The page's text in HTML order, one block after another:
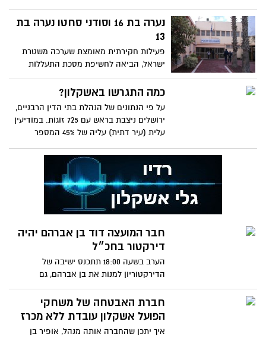
העירייה. אם ידעו ולא עשו כלום וגם אם לא
ידעו צריך להעיף כמה ראשים שהשאננות
השתלטה עליהם
נערה בת 16 וסודני סחטו נערה בת
13
פעילות חקירתית מאומצת שערכה משטרת
ישראל, הביאה לחשיפת מסכת התעללות
קשה שכללה עבירות מין, אלימות וסחיטה
כספית של קטינה כבת 13. בתום שבועיים
סוף השבוע כתבי אישום כנגד שניים
מהמעורבים בפרשה, ביניהם קטינה,
באמצעות הפרקליטות. כמו כן, צפויים כתבי
אישום נוספים
כמה התגרשו באשקלון?
על פי הנתונים של הנהלת בתי הדין הרבניים,
ירושלים ניצבת בראש עם 725 זוגות. במודיעין
עלית (עיר דתית) עליה של 45% המספר
חבר המועצה דוד בן אברהם יהיה
דירקטור בחכ״ל
הערב בשעה 18:00 תתכנס ישיבה של
הדירקטוריון למנות את בן אברהם, גם
כמורשה חתימה, הכל בצל הודעת ההתפטרות
של מנכ״ל החכ״ל, גלעד אורן
חברת האבטחה של משחקי
הפועל אשקלון עובדת ללא מכרז
איך יתכן שהחברה אותה מנהל, אופיר בן